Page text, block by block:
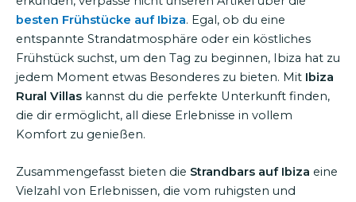
besten Frühstücke auf Ibiza. Egal, ob du eine
entspannte Strandatmosphäre oder ein köstliches
Frühstück suchst, um den Tag zu beginnen, Ibiza hat zu
jedem Moment etwas Besonderes zu bieten. Mit Ibiza
Rural Villas kannst du die perfekte Unterkunft finden,
die dir ermöglicht, all diese Erlebnisse in vollem
Komfort zu genießen.
Zusammengefasst bieten die Strandbars auf Ibiza eine
Vielzahl von Erlebnissen, die vom ruhigsten und